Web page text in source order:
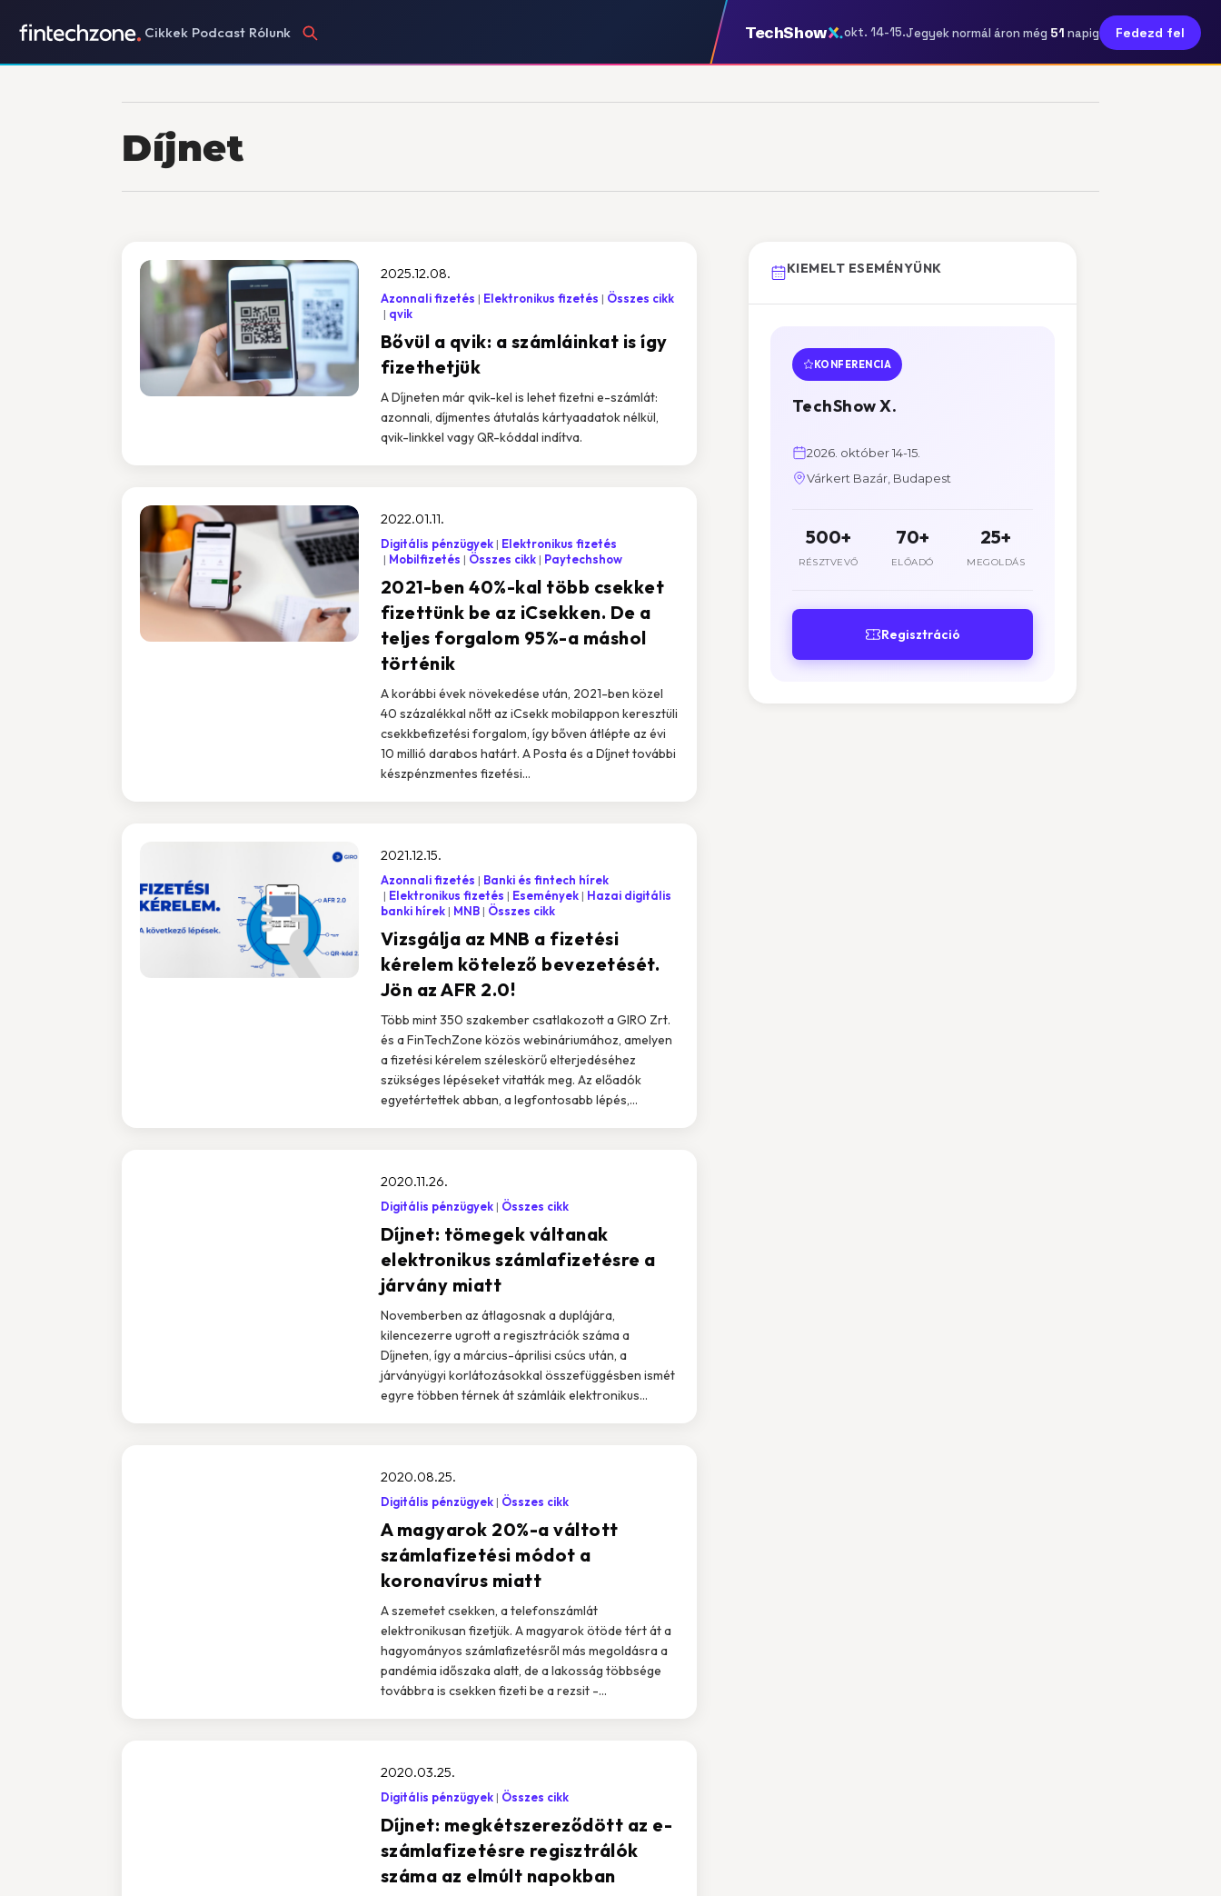
Cikkek Podcast Rólunk TechShow okt. 14-15.Jegyek normál áron még 51 napig Fedezd fel
Díjnet
Bővül a qvik: a számláinkat is így
fizethetjük
2025.12.08.
Azonnali fizetés Elektronikus fizetés
Összes cikk
qvik
A Díjneten már qvik-kel is lehet fizetni e-számlát:
azonnali, díjmentes átutalás kártyaadatok nélkül,
qvik-linkkel vagy QR-kóddal indítva.
2021-ben 40%-kal több csekket
fizettünk be az iCsekken. De a
teljes forgalom 95%-a máshol
történik
2022.01.11.
Digitális pénzügyek
Elektronikus fizetés
Mobilfizetés
Összes cikk Paytechshow
A korábbi évek növekedése után, 2021-ben közel
40 százalékkal nőtt az iCsekk mobilappon keresztüli
csekkbefizetési forgalom, így bőven átlépte az évi
10 millió darabos határt. A Posta és a Díjnet további
készpénzmentes fizetési...
Vizsgálja az MNB a fizetési
kérelem kötelező bevezetését.
Jön az AFR 2.0!
2021.12.15.
Azonnali fizetés
Banki és fintech hírek
Elektronikus fizetés
Események
Hazai digitális
banki hírek
MNB Összes cikk
Több mint 350 szakember csatlakozott a GIRO Zrt.
és a FinTechZone közös webináriumához, amelyen
a fizetési kérelem széleskörű elterjedéséhez
szükséges lépéseket vitatták meg. Az előadók
egyetértettek abban, a legfontosabb lépés,...
Díjnet: tömegek váltanak
elektronikus számlafizetésre a
járvány miatt
2020.11.26.
Digitális pénzügyek Összes cikk
Novemberben az átlagosnak a duplájára,
kilencezerre ugrott a regisztrációk száma a
Díjneten, így a március-áprilisi csúcs után, a
járványügyi korlátozásokkal összefüggésben ismét
egyre többen térnek át számláik elektronikus...
A magyarok 20%-a váltott
számlafizetési módot a
koronavírus miatt
2020.08.25.
Digitális pénzügyek Összes cikk
A szemetet csekken, a telefonszámlát
elektronikusan fizetjük. A magyarok ötöde tért át a
hagyományos számlafizetésről más megoldásra a
pandémia időszaka alatt, de a lakosság többsége
továbbra is csekken fizeti be a rezsit -...
Díjnet: megkétszereződött az e-
számlafizetésre regisztrálók
száma az elmúlt napokban
2020.03.25.
Digitális pénzügyek Összes cikk
KIEMELT ESEMÉNYÜNK
KONFERENCIA
TechShow X.
2026. október 14-15.
Várkert Bazár, Budapest
500+
RÉSZTVEVŐ
70+
ELŐADÓ
25+
MEGOLDÁS
Regisztráció